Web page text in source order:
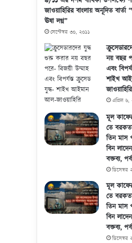
জাওয়াহিরির বাংলায় অনূদিত বার্তা
ঊষা লগ্ন”
সেপ্টেম্বর ৩০, ২০১১
নয় বছর
এবং
শাইখ
জাওয়াহিরি
এপ্রিল
মূল
তে
তিন মাস
বিন
বক্তব্য,
ডিসেম্বর
মূল
তে
তিন মাস
বিন
বক্তব্য,
ডিসেম্বর